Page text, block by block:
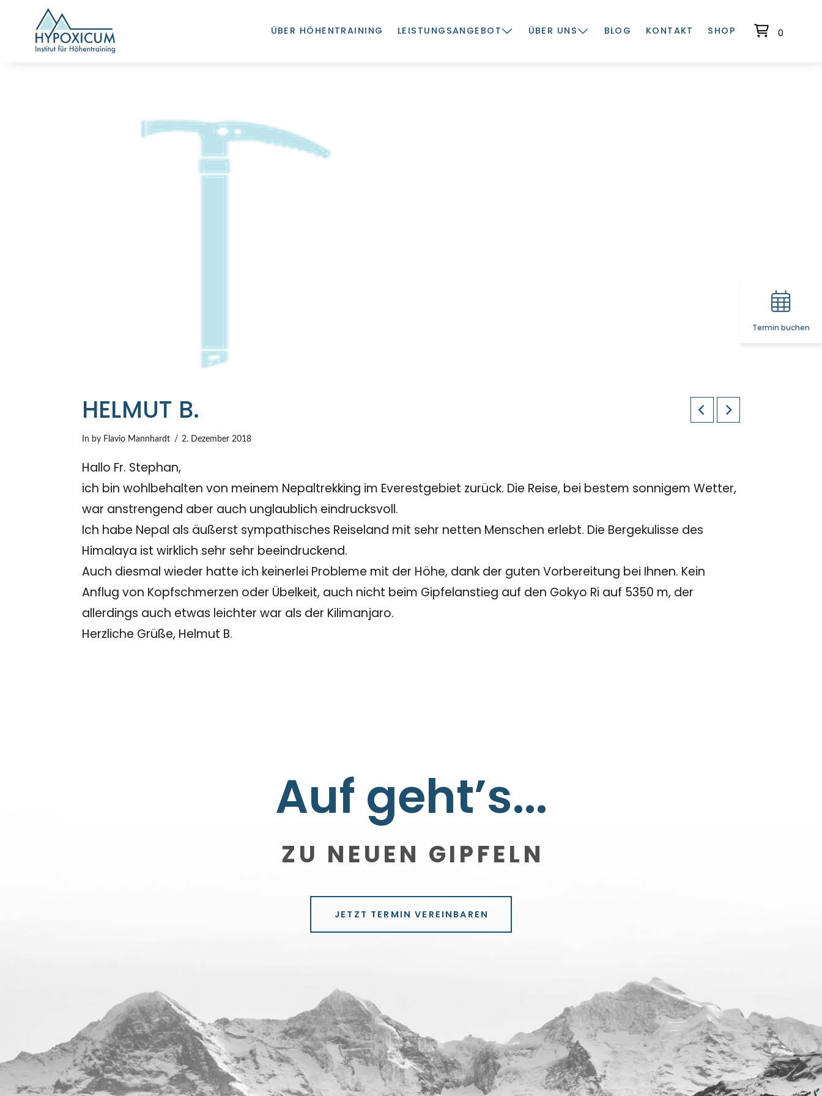
Termin buchen
ÜBER HÖHENTRAINING LEISTUNGSANGEBOT ÜBER UNS BLOG KONTAKT SHOP 0
HELMUT B.
In by Flavio Mannhardt 2. Dezember 2018
Hallo Fr. Stephan,
ich bin wohlbehalten von meinem Nepaltrekking im Everestgebiet zurück. Die Reise, bei bestem sonnigem Wetter,
war anstrengend aber auch unglaublich eindrucksvoll.
Ich habe Nepal als äußerst sympathisches Reiseland mit sehr netten Menschen erlebt. Die Bergekulisse des
Himalaya ist wirklich sehr sehr beeindruckend.
Auch diesmal wieder hatte ich keinerlei Probleme mit der Höhe, dank der guten Vorbereitung bei Ihnen. Kein
Anflug von Kopfschmerzen oder Übelkeit, auch nicht beim Gipfelanstieg auf den Gokyo Ri auf 5350 m, der
allerdings auch etwas leichter war als der Kilimanjaro.
Herzliche Grüße, Helmut B.
Auf geht’s...
ZU NEUEN GIPFELN
JETZT TERMIN VEREINBAREN